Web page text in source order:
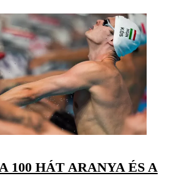
100 HÁT ARANYA ÉS A